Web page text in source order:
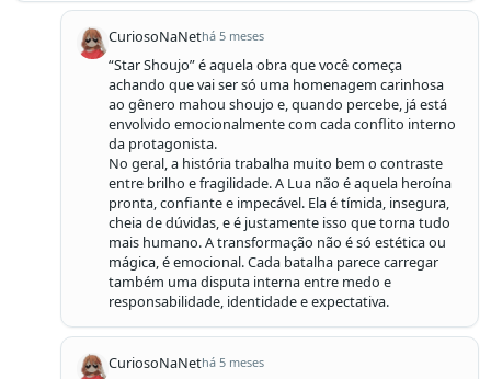
CuriosoNaNethá 5 meses
“Star Shoujo” é aquela obra que você começa
achando que vai ser só uma homenagem carinhosa
ao gênero mahou shoujo e, quando percebe, já está
envolvido emocionalmente com cada conflito interno
da protagonista.
No geral, a história trabalha muito bem o contraste
entre brilho e fragilidade. A Lua não é aquela heroína
pronta, confiante e impecável. Ela é tímida, insegura,
cheia de dúvidas, e é justamente isso que torna tudo
mais humano. A transformação não é só estética ou
mágica, é emocional. Cada batalha parece carregar
também uma disputa interna entre medo e
responsabilidade, identidade e expectativa.
CuriosoNaNethá 5 meses